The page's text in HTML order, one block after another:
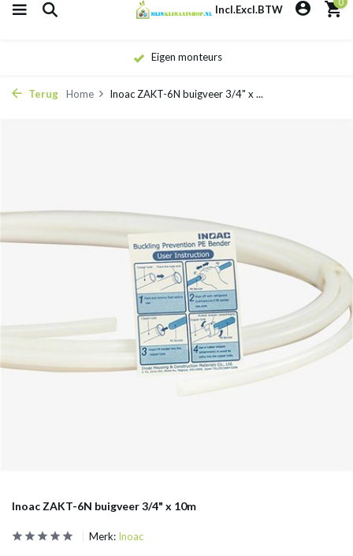
Incl.Excl.BTW
Eigen monteurs
Terug Home Inoac ZAKT-6N buigveer 3/4" x ...
Inoac ZAKT-6N buigveer 3/4" x 10m
Merk: Inoac